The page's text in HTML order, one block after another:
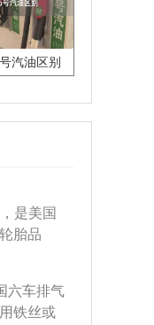
汽油区别
是美国
胎品
产，这
六车排气
铁丝或